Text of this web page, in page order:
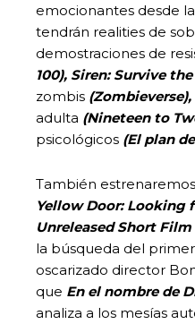
emocionantes desde
tendrán realities de
demostraciones de
100), Siren: Survive
zombis (Zombieverse),
adulta (Nineteen to
psicológicos (El plan
También
Yellow Door: Looking
Unreleased Short
la búsqueda del
oscarizado director
que En el nombre de
analiza a los mesías